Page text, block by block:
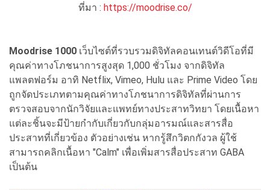
ที่มา : https://moodrise.co/
Moodrise 1000 เว็บไซต์ที่รวบรวมดิจิทัลคอนเทนต์วิดีโอที่มี
คุณค่าทางโภชนาการสูงสุด 1,000 ชั่วโมง จากดิจิทัล
แพลตฟอร์ม อาทิ Netflix, Vimeo, Hulu และ Prime Video โดย
ถูกจัดประเภทตามคุณค่าทางโภชนาการดิจิทัลที่ผ่านการ
ตรวจสอบจากนักวิจัยและแพทย์ทางประสาทวิทยา โดยเนื้อหา
แต่ละชิ้นจะมีป้ายกำกับเกี่ยวกับกลุ่มอารมณ์และสารสื่อ
ประสาทที่เกี่ยวข้อง ตัวอย่างเช่น หากรู้สึกวิตกกังวล ผู้ใช้
สามารถคลิกเนื้อหา "Calm" เพื่อเพิ่มสารสื่อประสาท GABA
เป็นต้น